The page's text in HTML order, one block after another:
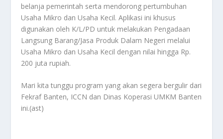
belanja pemerintah serta mendorong pertumbuhan
Usaha Mikro dan Usaha Kecil. Aplikasi ini khusus
digunakan oleh K/L/PD untuk melakukan Pengadaan
Langsung Barang/Jasa Produk Dalam Negeri melalui
Usaha Mikro dan Usaha Kecil dengan nilai hingga Rp.
200 juta rupiah.
Mari kita tunggu program yang akan segera bergulir dari
Fekraf Banten, ICCN dan Dinas Koperasi UMKM Banten
ini.(ast)